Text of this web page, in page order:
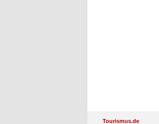
Tourismus.de